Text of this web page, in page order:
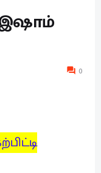
இஷாம்
0